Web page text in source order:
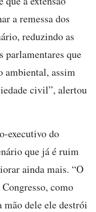
a remessa dos
reduzindo as
parlamentares que
ambiental, assim
civil”, alertou
executivo do
que já é ruim
ainda mais. “O
como
mão dele ele destrói